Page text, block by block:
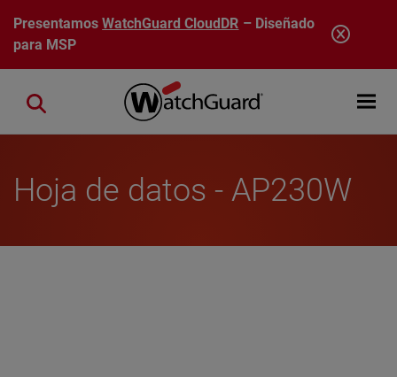
Pasar al contenido principal
PresentamosWatchGuard CloudDR – Diseñado
para MSP
Open
Close search
Hoja de datos - AP230W